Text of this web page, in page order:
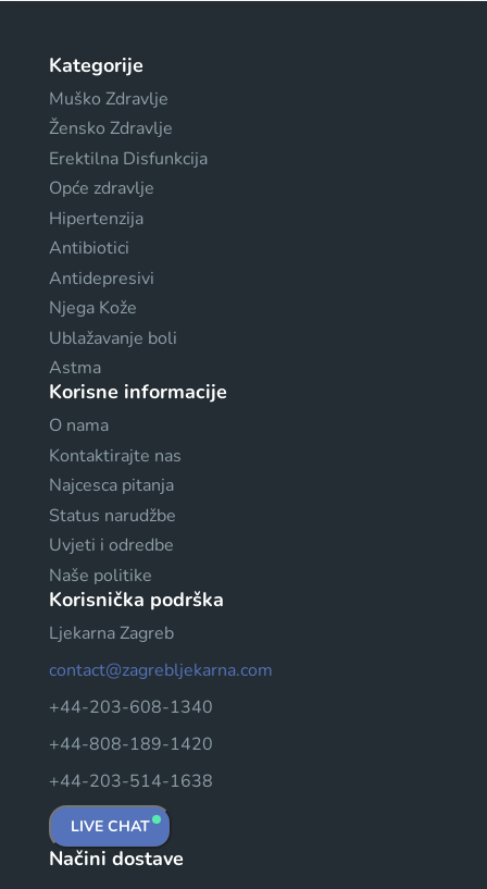
Kategorije
Muško Zdravlje
Žensko Zdravlje
Erektilna Disfunkcija
Opće zdravlje
Hipertenzija
Antibiotici
Antidepresivi
Njega Kože
Ublažavanje boli
Astma
Korisne informacije
O nama
Kontaktirajte nas
Najcesca pitanja
Status narudžbe
Uvjeti i odredbe
Naše politike
Korisnička podrška
Ljekarna Zagreb
contact@zagrebljekarna.com
+44-203-608-1340
+44-808-189-1420
+44-203-514-1638
LIVE CHAT
Načini dostave